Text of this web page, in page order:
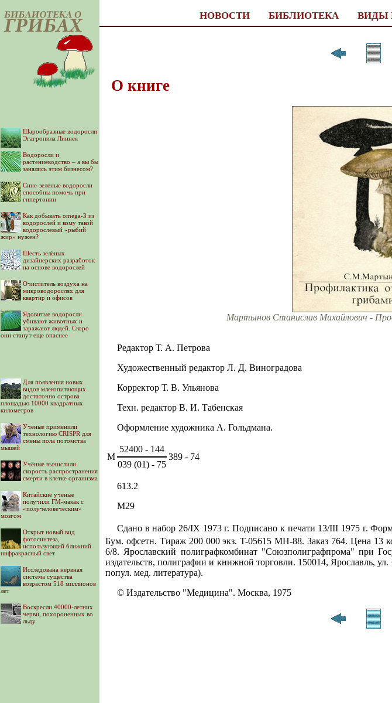
Шарообразные водоросли
Эгагропила Линнея
Водоросли и
растениеводство – а вы бы
занялись этим бизнесом?
Сине-зеленые водоросли
способны помочь при
гипертонии
Как добывать omega-3 из
водорослей и кому такой
водорослевый «рыбий
жир» нужен?
Шесть зелёных
дизайнерских разработок
на основе водорослей
Очиститель воздуха на
микроводорослях для
квартир и офисов
Ядовитые водоросли
убивают животных и
заражают людей. Скоро
они станут еще опаснее
Для появления новых
видов млекопитающих
достаточно острова
площадью 10000 квадратных
километров
Ученые применили
технологию CRISPR для
смены пола потомства
мышей
Учёные вычислили
скорость распространения
смерти в клетке организма
Китайские ученые
получили ГМ-макак с
«получеловеческим»
мозгом
Открыт новый вид
фотосинтеза,
использующий ближний
инфракрасный свет
Исследована нервная
система существа
возрастом 518 миллионов
лет
Воскресли 40000-летних
черви, похороненных во
льду
НОВОСТИ БИБЛИОТЕКА ВИДЫ
О книге
Мартынов Станислав Михайлович -
Редактор Т. А. Петрова
Художественный редактор Л. Д. Виноградова
Корректор Т. В. Ульянова
Техн. редактор В. И. Табенская
Оформление художника А. Гольдмана.
М
52400 - 144
389 - 74
039 (01) - 75
613.2
М29
Сдано в набор 26/IX 1973 г. Подписано к печати 13/III 1975 г.
Бум. офсетн. Тираж 200 000 экз. T-05615 МН-88. Заказ 764. Цена 13
6/8. Ярославский полиграфкомбинат "Союзполиграфпрома" при
издательств, полиграфии и книжной торговли. 150014, Ярославль,
попул. мед. литература).
© Издательство "Медицина". Москва, 1975